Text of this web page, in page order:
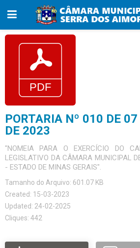
PORTARIA Nº 010 DE
DE 2023
"NOMEIA PARA O EXERCÍCIO DO
LEGISLATIVO DA CÂMARA MUNICIPAL
- ESTADO DE MINAS GERAIS".
Tamanho do Arquivo: 601.07 KB
Created: 15-03-2023
Updated: 24-02-2025
Cliques: 442